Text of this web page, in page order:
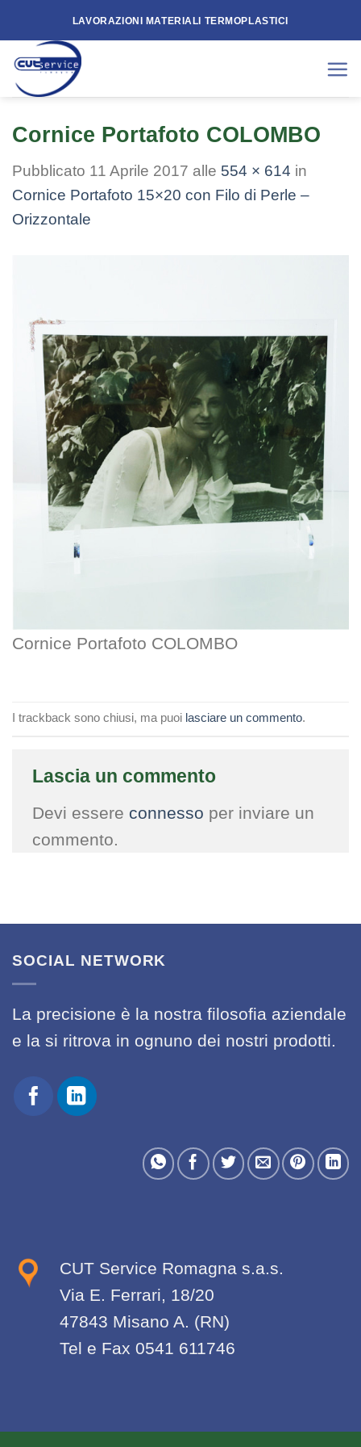
content
LAVORAZIONI MATERIALI TERMOPLASTICI
Cornice Portafoto COLOMBO
Pubblicato 11 Aprile 2017 alle 554 × 614 in
Cornice Portafoto 15×20 con Filo di Perle –
Orizzontale
Cornice Portafoto COLOMBO
I trackback sono chiusi, ma puoi lasciare un commento.
Lascia un commento
Devi essere connesso per inviare un
commento.
SOCIAL NETWORK
La precisione è la nostra filosofia aziendale
e la si ritrova in ognuno dei nostri prodotti.
CUT Service Romagna s.a.s.
Via E. Ferrari, 18/20
47843 Misano A. (RN)
Tel e Fax 0541 611746